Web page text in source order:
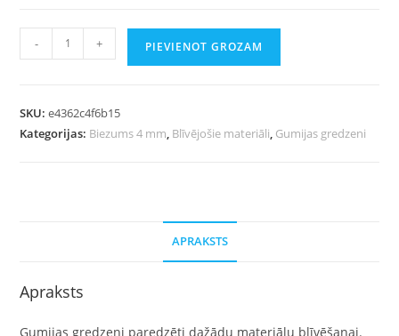
- + PIEVIENOT GROZAM
SKU:e4362c4f6b15
Kategorijas: Biezums 4 mm, Blīvējošie materiāli, Gumijas gredzeni
APRAKSTS
Apraksts
Gumijas gredzeni paredzēti dažādu materiālu blīvēšanai.